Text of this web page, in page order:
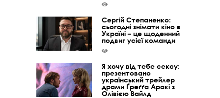
Сергій Степаненко:
сьогодні знімати кіно в
Україні – це щоденний
подвиг усієї команди
Я хочу від тебе сексу:
презентовано
український трейлер
драми Ґреґґа Аракі з
Олівією Вайлд